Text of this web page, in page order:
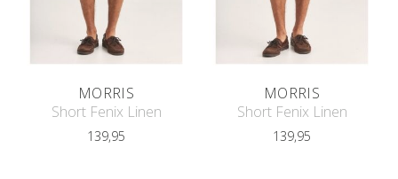
MORRIS
Short Fenix Linen
139,95
MORRIS
Short Fenix Linen
139,95